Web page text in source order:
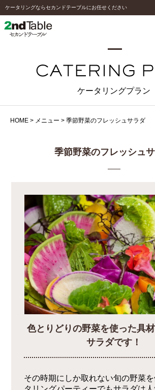
ケータリングならセカンドテーブルにお任せください
ケータリングプラン
HOME > メニュー > 季節野菜のフレッシュサラダ
季節野菜のフレッシュ
色とりどりの野菜を使った具
サラダです！
その時期にしか取れない旬の野菜